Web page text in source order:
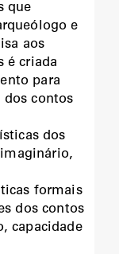
que
e
aos
é criada
para
dos contos
dos
formais
dos contos
capacidade